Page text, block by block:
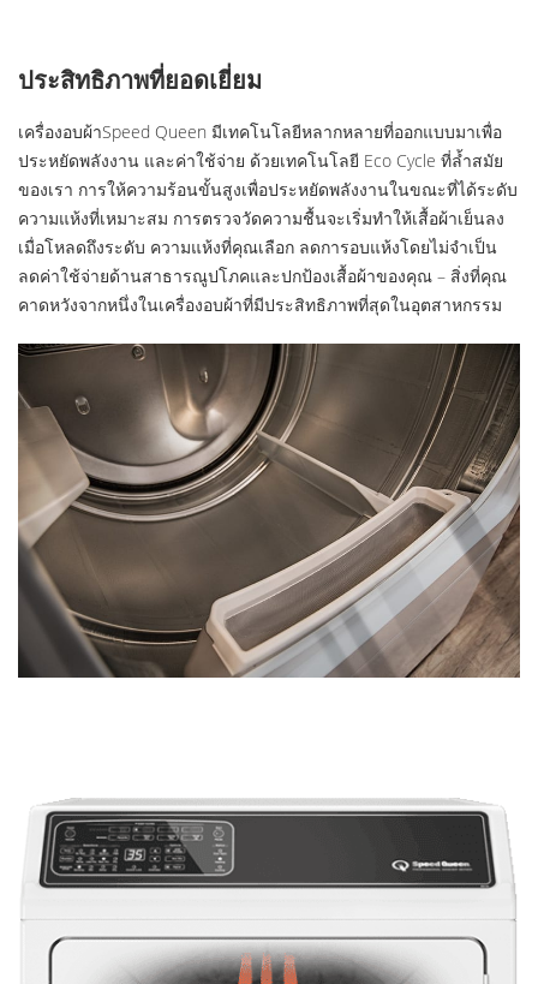
ประสิทธิภาพที่ยอดเยี่ยม
เครื่องอบผ้าSpeed ​​Queen มีเทคโนโลยีหลากหลายที่ออกแบบมาเพื่อ
ประหยัดพลังงาน และค่าใช้จ่าย ด้วยเทคโนโลยี Eco Cycle ที่ล้ำสมัย
ของเรา การให้ความร้อนขั้นสูงเพื่อประหยัดพลังงานในขณะที่ได้ระดับ
ความแห้งที่เหมาะสม การตรวจวัดความชื้นจะเริ่มทำให้เสื้อผ้าเย็นลง
เมื่อโหลดถึงระดับ ความแห้งที่คุณเลือก ลดการอบแห้งโดยไม่จำเป็น
ลดค่าใช้จ่ายด้านสาธารณูปโภคและปกป้องเสื้อผ้าของคุณ – สิ่งที่คุณ
คาดหวังจากหนึ่งในเครื่องอบผ้าที่มีประสิทธิภาพที่สุดในอุตสาหกรรม